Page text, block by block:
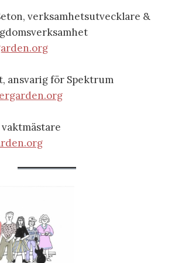
verksamhetsutvecklare &
ansvarig för Spektrum